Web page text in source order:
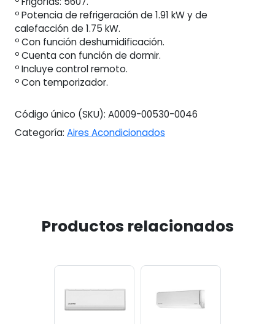
º Potencia de refrigeración de 1.91 kW y de
calefacción de 1.75 kW.
º Con función deshumidificación.
º Cuenta con función de dormir.
º Incluye control remoto.
º Con temporizador.
Código único (SKU): A0009-00530-0046
Categoría: Aires Acondicionados
Productos relacionados